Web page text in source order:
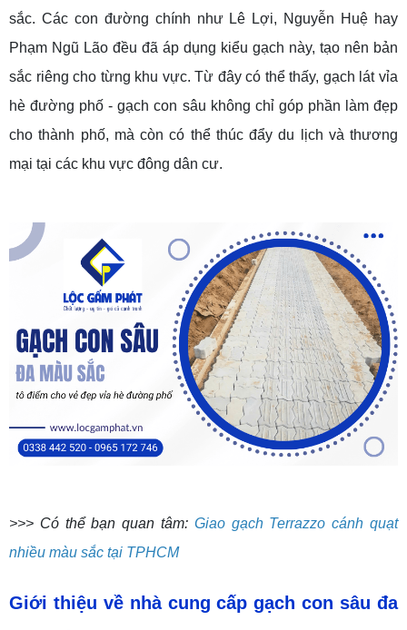
sắc. Các con đường chính như Lê Lợi, Nguyễn Huệ hay
Phạm Ngũ Lão đều đã áp dụng kiểu gạch này, tạo nên bản
sắc riêng cho từng khu vực. Từ đây có thể thấy, gạch lát vỉa
hè đường phố - gạch con sâu không chỉ góp phần làm đẹp
cho thành phố, mà còn có thể thúc đẩy du lịch và thương
mại tại các khu vực đông dân cư.
>>> Có thể bạn quan tâm: Giao gạch Terrazzo cánh quạt
nhiều màu sắc tại TPHCM
Giới thiệu về nhà cung cấp gạch con sâu đa